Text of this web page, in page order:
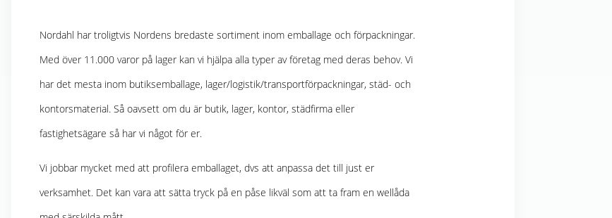
Nordahl har troligtvis Nordens bredaste sortiment inom emballage och förpackningar.
Med över 11.000 varor på lager kan vi hjälpa alla typer av företag med deras behov. Vi
har det mesta inom butiksemballage, lager/logistik/transportförpackningar, städ- och
kontorsmaterial. Så oavsett om du är butik, lager, kontor, städfirma eller
fastighetsägare så har vi något för er.
Vi jobbar mycket med att profilera emballaget, dvs att anpassa det till just er
verksamhet. Det kan vara att sätta tryck på en påse likväl som att ta fram en wellåda